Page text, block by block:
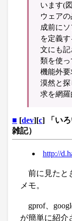
います(
ウェア
成前に
を定義
文にも
類を使
機能外要
漠然と
求を網羅
■ [dev][c] 「い
雑記）
http://
前に見たと
メモ。
gprof、
が簡単に紹介